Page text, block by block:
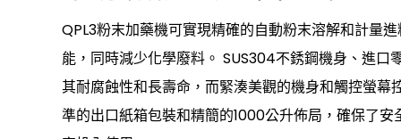
QPL3粉末加藥機可實現精確的自動粉末溶解和計量
能，同時減少化學廢料。 SUS304不銹鋼機身、進口
其耐腐蝕性和長壽命，而緊湊美觀的機身和觸控螢幕
準的出口紙箱包裝和精簡的1000公升佈局，確保了